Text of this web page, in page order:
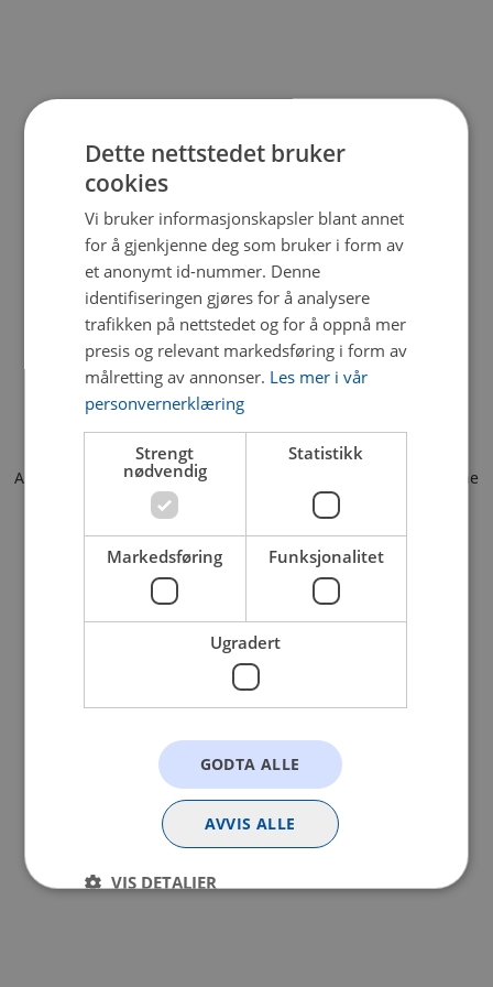
Application error: a client-side exception has occurred (see the
browser console for more information).
Dette nettstedet bruker
cookies
Vi bruker informasjonskapsler blant annet
for å gjenkjenne deg som bruker i form av
et anonymt id-nummer. Denne
identifiseringen gjøres for å analysere
trafikken på nettstedet og for å oppnå mer
presis og relevant markedsføring i form av
målretting av annonser. Les mer i vår
personvernerklæring
Strengt
nødvendig
Statistikk
Markedsføring Funksjonalitet
Ugradert
GODTA ALLE
AVVIS ALLE
VIS DETALJER